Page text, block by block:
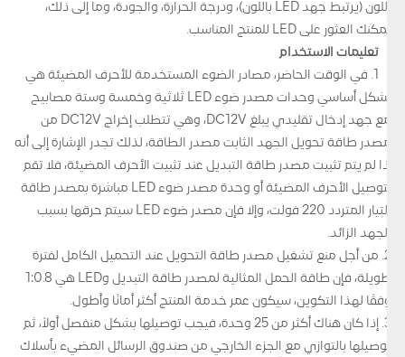
اللون (يرتبط جهد LED باللون)، ودرجة الحرارة، والجودة، وما إلى ذلك،
يمكنك العثور على LED للمنتج المناسب.
تعليمات الاستخدام
1. في الوقت الحاضر، مصادر الضوء المستخدمة للأحرف المضيئة هي
بشكل أساسي وحدات مصدر ضوء LED ثلاثية وخمسة وستة مصابيح
مع جهد إدخال تقليدي يبلغ DC12V، وهي تتطلب إخراج DC12V من
مصدر طاقة تحويل الجهد الثابت مصدر الطاقة، لذلك تجدر الإشارة إلى أنه
إذا لم يتم تثبيت مصدر طاقة التبديل عند تثبيت الأحرف المضيئة، فلا تقم
بتوصيل الأحرف المضيئة أو وحدة مصدر ضوء LED مباشرة بمصدر طاقة
التيار المتردد 220 فولت، وإلا فإن مصدر ضوء LED سيتم حرقها بسبب
الجهد الزائد.
2. من أجل منع تشغيل مصدر طاقة التحويل عند التحميل الكامل لفترة
طويلة، فإن طاقة الحمل المثالية لمصدر طاقة التبديل وLED هي 1:0.8
وفقًا لهذا التكوين، سيكون عمر خدمة المنتج أكثر أمانًا وأطول.
3. إذا كان هناك أكثر من 25 وحدة، فيجب توصيلها بشكل منفصل أولاً، ثم
توصيلها بالتوازي مع الجزء الخارجي من صندوق الرسائل المضيء بأسلاك